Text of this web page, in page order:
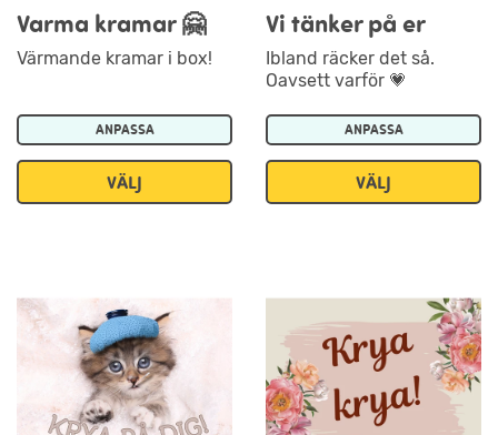
Varma kramar 🤗
Värmande kramar i box!
ANPASSA
VÄLJ
Vi tänker på er
Ibland räcker det så.
Oavsett varför 💗
ANPASSA
VÄLJ